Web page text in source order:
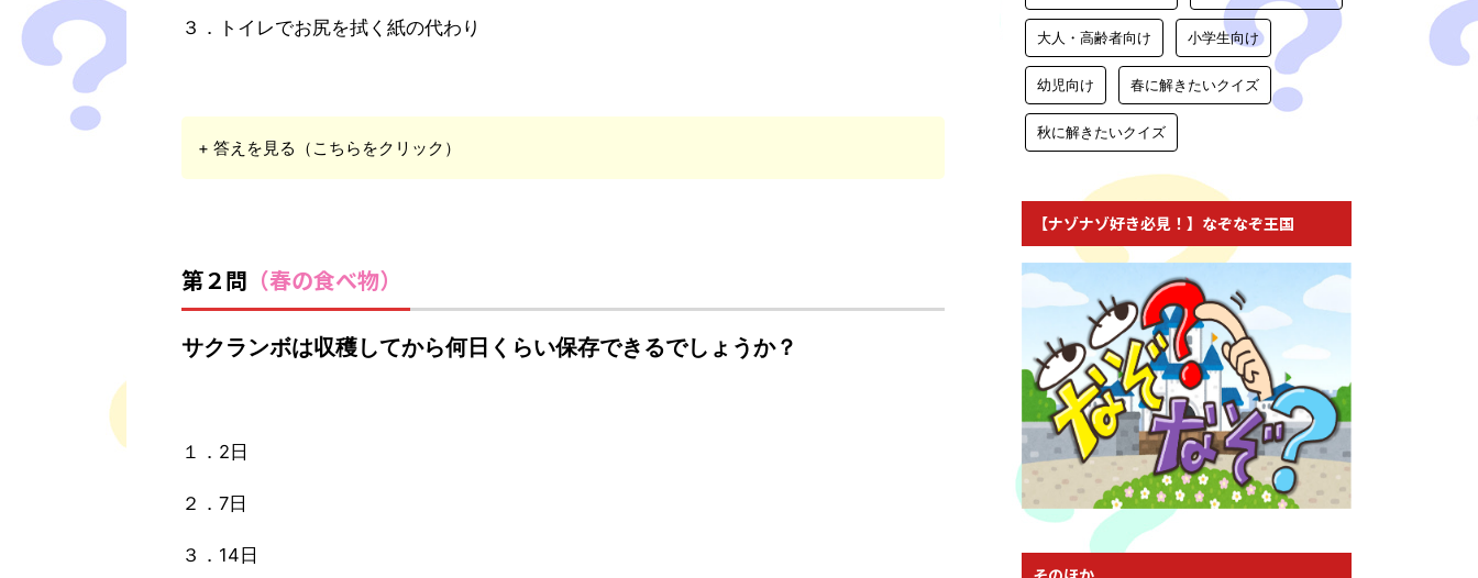
３．トイレでお尻を拭く紙の代わり
+ 答えを見る（こちらをクリック）
第２問 （春の食べ物）
サクランボは収穫してから何日くらい保存できるでしょうか？
１．2日
２．7日
３．14日
大人・高齢者向け 小学生向け
幼児向け 春に解きたいクイズ
秋に解きたいクイズ
【ナゾナゾ好き必見！】なぞなぞ王国